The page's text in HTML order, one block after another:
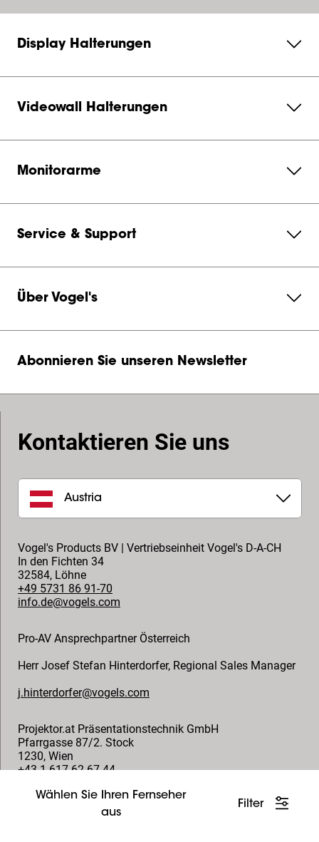
Wählen Sie Ihren Fernseher
aus
Filter
Display Halterungen
Videowall Halterungen
Monitorarme
Service & Support
Über Vogel's
Abonnieren Sie unseren Newsletter
Kontaktieren Sie uns
Austria
Vogel's Products BV | Vertriebseinheit Vogel's D-A-CH
In den Fichten 34
32584, Löhne
+49 5731 86 91-70
info.de@vogels.com
Pro-AV Ansprechpartner Österreich
Herr Josef Stefan Hinterdorfer, Regional Sales Manager
j.hinterdorfer@vogels.com
Projektor.at Präsentationstechnik GmbH
Pfarrgasse 87/2. Stock
1230, Wien
+43 1 617 62 67-44